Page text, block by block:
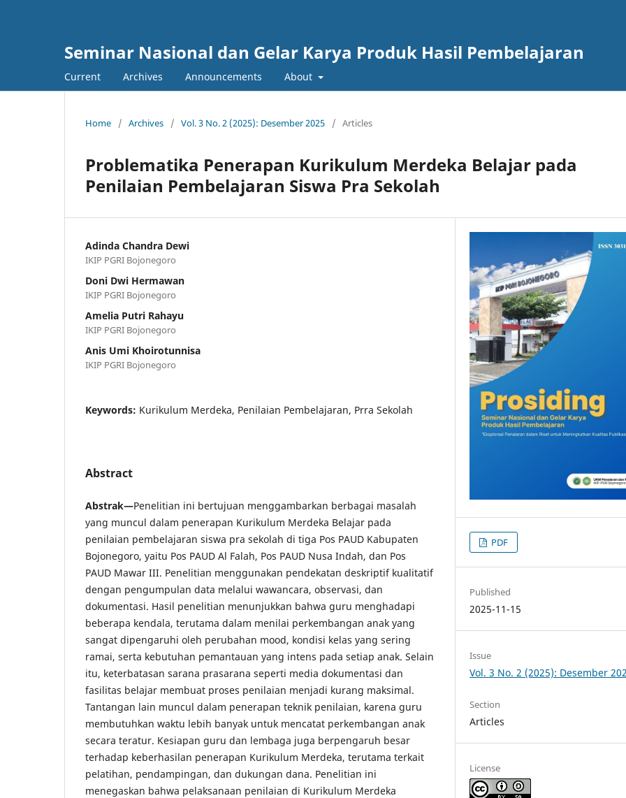
Seminar Nasional dan Gelar Karya Produk Hasil Pembelajaran
Current Archives Announcements About
Home / Archives / Vol. 3 No. 2 (2025): Desember 2025 / Articles
Problematika Penerapan Kurikulum Merdeka Belajar pada
Penilaian Pembelajaran Siswa Pra Sekolah
Adinda Chandra Dewi
IKIP PGRI Bojonegoro
Doni Dwi Hermawan
IKIP PGRI Bojonegoro
Amelia Putri Rahayu
IKIP PGRI Bojonegoro
Anis Umi Khoirotunnisa
IKIP PGRI Bojonegoro
Keywords: Kurikulum Merdeka, Penilaian Pembelajaran, Prra Sekolah
Abstract
Abstrak—Penelitian ini bertujuan menggambarkan berbagai masalah
yang muncul dalam penerapan Kurikulum Merdeka Belajar pada
penilaian pembelajaran siswa pra sekolah di tiga Pos PAUD Kabupaten
Bojonegoro, yaitu Pos PAUD Al Falah, Pos PAUD Nusa Indah, dan Pos
PAUD Mawar III. Penelitian menggunakan pendekatan deskriptif kualitatif
dengan pengumpulan data melalui wawancara, observasi, dan
dokumentasi. Hasil penelitian menunjukkan bahwa guru menghadapi
beberapa kendala, terutama dalam menilai perkembangan anak yang
sangat dipengaruhi oleh perubahan mood, kondisi kelas yang sering
ramai, serta kebutuhan pemantauan yang intens pada setiap anak. Selain
itu, keterbatasan sarana prasarana seperti media dokumentasi dan
fasilitas belajar membuat proses penilaian menjadi kurang maksimal.
Tantangan lain muncul dalam penerapan teknik penilaian, karena guru
membutuhkan waktu lebih banyak untuk mencatat perkembangan anak
secara teratur. Kesiapan guru dan lembaga juga berpengaruh besar
terhadap keberhasilan penerapan Kurikulum Merdeka, terutama terkait
pelatihan, pendampingan, dan dukungan dana. Penelitian ini
menegaskan bahwa pelaksanaan penilaian di Kurikulum Merdeka
PDF
Published
2025-11-15
Issue
Vol. 3 No. 2 (2025): Desember
Section
Articles
License